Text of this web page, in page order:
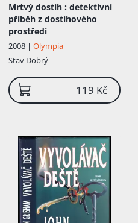
Mrtvý dostih : detektivní
příběh z dostihového
prostředí
2008 | Olympia
Stav Dobrý
119 Kč